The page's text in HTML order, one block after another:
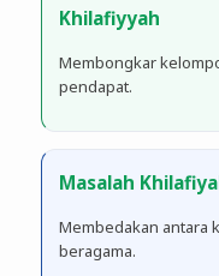
Khilafiyyah
Membongkar
pendapat.
Masalah
Membedakan antara
beragama.